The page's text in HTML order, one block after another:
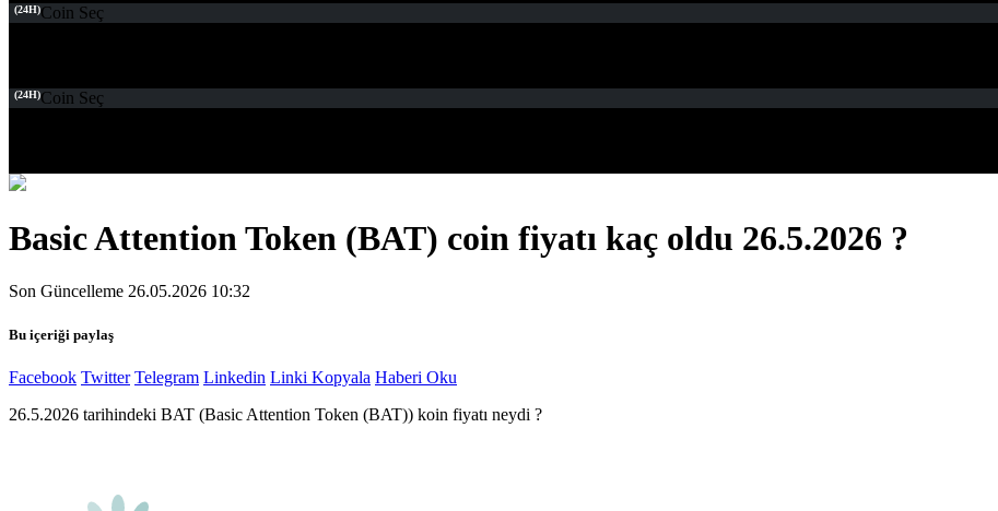
(24H)Coin Seç
(24H)Coin Seç
Basic Attention Token (BAT) coin fiyatı kaç oldu 26.5.2026 ?
Son Güncelleme 26.05.2026 10:32
Bu içeriği paylaş
Facebook Twitter Telegram Linkedin Linki Kopyala Haberi Oku
26.5.2026 tarihindeki BAT (Basic Attention Token (BAT)) koin fiyatı neydi ?